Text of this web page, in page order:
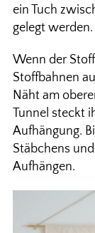
ein Tuch
gelegt werden.
Wenn der
Stoffbahnen
Näht am
Tunnel steckt
Aufhängung.
Stäbchens
Aufhängen.